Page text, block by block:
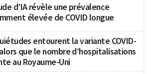
d’IA révèle une prévalence
élevée de COVID longue
entourent la variante COVID-
alors que le nombre d’hospitalisations
au Royaume-Uni